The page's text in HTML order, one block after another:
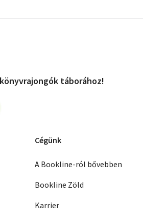
táborához!
Cégünk
A Bookline-ról bővebben
Bookline Zöld
Karrier